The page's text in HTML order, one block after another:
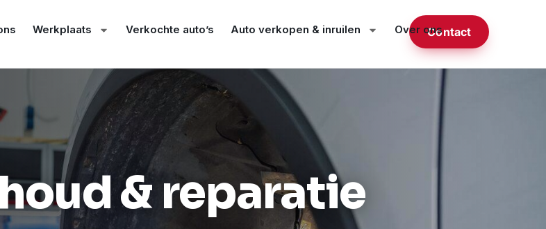
Werkplaats Verkochte auto’s Auto verkopen & inruilen Over onsContact
& reparatie